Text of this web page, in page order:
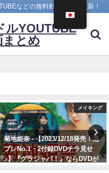
などの無料動画を日々更新！
ルYOUTUBE
まとめ
写真集PV
櫻井音乃 写真集PV - 【#櫻井音
乃】21歳、音乃パイセンのオトナ
な挑戦ーOtono Sakurai（2023年
12月20日） | 週プレChannel【集